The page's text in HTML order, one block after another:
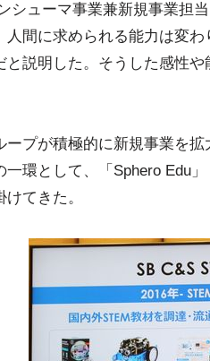
シューマ事業兼新規事業担
人間に求められる能力は変
と説明した。そうした感性
ープが積極的に新規事業を
一環として、「Sphero Edu
てきた。